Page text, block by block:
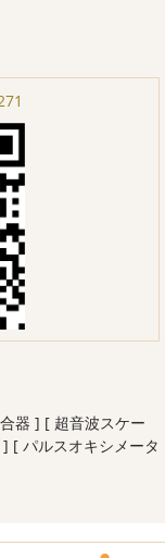
器 ] [ 超音波スケー
] [ パルスオキシメータ